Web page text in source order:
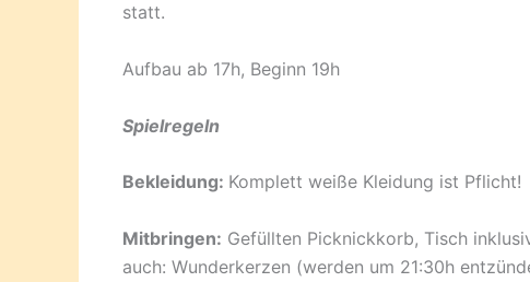
statt.
Aufbau ab 17h, Beginn 19h
Spielregeln
Bekleidung: Komplett weiße Kleidung ist Pflicht!
Mitbringen: Gefüllten Picknickkorb, Tisch
auch: Wunderkerzen (werden um 21:30h